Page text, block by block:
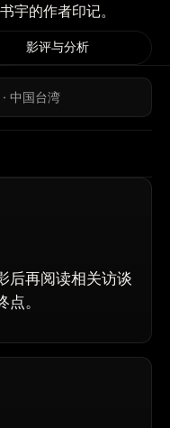
宇的作者印记。
影评与分析
中国台湾
后再阅读相关访谈
。